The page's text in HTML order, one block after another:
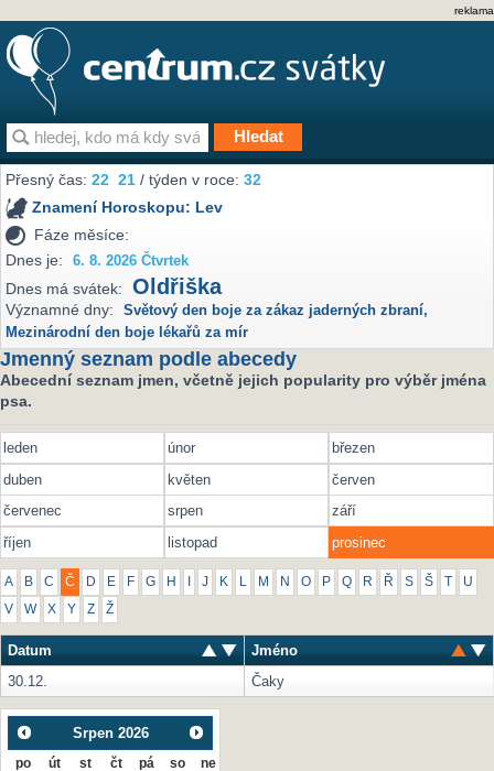
reklama
Přesný čas:22 21 / týden v roce:32
Znamení Horoskopu: Lev
Fáze měsíce:
Dnes je:
6. 8. 2026 Čtvrtek
Dnes má svátek: Oldřiška
Významné dny: Světový den boje za zákaz jaderných zbraní,
Mezinárodní den boje lékařů za mír
Jmenný seznam podle abecedy
Abecední seznam jmen, včetně jejich popularity pro výběr jména
psa.
leden únor
březen
duben
květen
červen
červenec
srpen
září
říjen
listopad prosinec
A B C Č D E F G H J K L M N O P Q R Ř S Š U
V W X Y Z Ž
Datum
Jméno
30.12.
Čaky
Srpen 2026
po út st čt pá so ne